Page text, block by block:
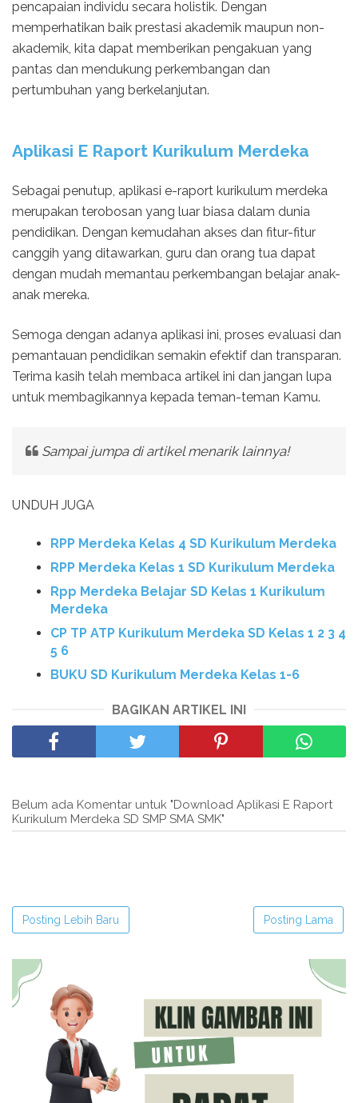
pencapaian individu secara holistik. Dengan
memperhatikan baik prestasi akademik maupun non-
akademik, kita dapat memberikan pengakuan yang
pantas dan mendukung perkembangan dan
pertumbuhan yang berkelanjutan.
Aplikasi E Raport Kurikulum Merdeka
Sebagai penutup, aplikasi e-raport kurikulum merdeka
merupakan terobosan yang luar biasa dalam dunia
pendidikan. Dengan kemudahan akses dan fitur-fitur
canggih yang ditawarkan, guru dan orang tua dapat
dengan mudah memantau perkembangan belajar anak-
anak mereka.
Semoga dengan adanya aplikasi ini, proses evaluasi dan
pemantauan pendidikan semakin efektif dan transparan.
Terima kasih telah membaca artikel ini dan jangan lupa
untuk membagikannya kepada teman-teman Kamu.
Sampai jumpa di artikel menarik lainnya!
UNDUH JUGA
RPP Merdeka Kelas 4 SD Kurikulum Merdeka
RPP Merdeka Kelas 1 SD Kurikulum Merdeka
Rpp Merdeka Belajar SD Kelas 1 Kurikulum
Merdeka
CP TP ATP Kurikulum Merdeka SD Kelas 1 2 3 4
5 6
BUKU SD Kurikulum Merdeka Kelas 1-6
BAGIKAN ARTIKEL INI
Belum ada Komentar untuk "Download Aplikasi E Raport
Kurikulum Merdeka SD SMP SMA SMK"
Posting Lebih Baru Posting Lama